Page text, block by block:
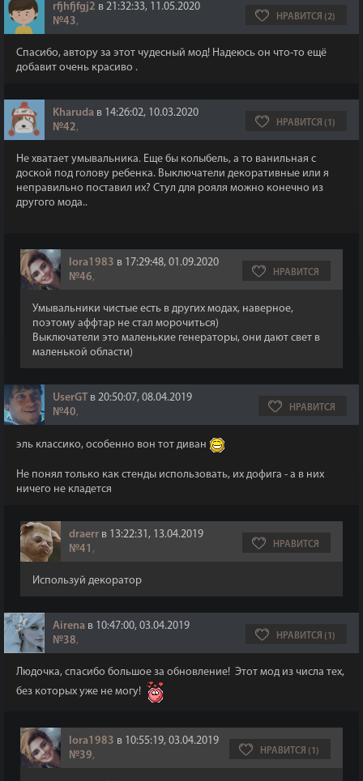
rfjhfjfgj2 в 21:32:33, 11.05.2020
№43, НРАВИТСЯ (2)
Спасибо, автору за этот чудесный мод! Надеюсь он что-то ещё
добавит очень красиво .
Kharuda в 14:26:02, 10.03.2020
№42, НРАВИТСЯ (1)
Не хватает умывальника. Еще бы колыбель, а то ванильная с
доской под голову ребенка. Выключатели декоративные или я
неправильно поставил их? Стул для рояля можно конечно из
другого мода..
lora1983 в 17:29:48, 01.09.2020
№46, НРАВИТСЯ
Умывальники чистые есть в других модах, наверное,
поэтому аффтар не стал морочиться)
Выключатели это маленькие генераторы, они дают свет в
маленькой области)
UserGT в 20:50:07, 08.04.2019
№40, НРАВИТСЯ
эль классико, особенно вон тот диван
Не понял только как стенды использовать, их дофига - а в них
ничего не кладется
draerr в 13:22:31, 13.04.2019
№41 , НРАВИТСЯ
Используй декоратор
Airena в 10:47:00, 03.04.2019
№38, НРАВИТСЯ (1)
Людочка, спасибо большое за обновление! Этот мод из числа тех,
без которых уже не могу!
lora1983 в 10:55:19, 03.04.2019
№39, НРАВИТСЯ (1)